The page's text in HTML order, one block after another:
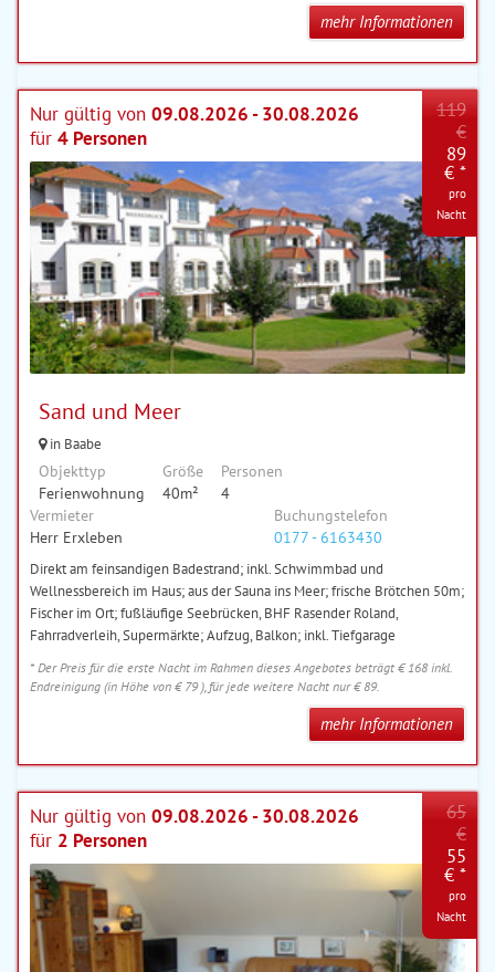
mehr Informationen
Nur gültig von 09.08.2026 - 30.08.2026
für 4 Personen
Sand und Meer
in Baabe
Objekttyp
Ferienwohnung
Größe
40m²
Personen
4
119
€
89
€ *
pro
Nacht
Vermieter
Herr Erxleben
Buchungstelefon
0177 - 6163430
Direkt am feinsandigen Badestrand; inkl. Schwimmbad und
Wellnessbereich im Haus; aus der Sauna ins Meer; frische Brötchen 50m;
Fischer im Ort; fußläufige Seebrücken, BHF Rasender Roland,
Fahrradverleih, Supermärkte; Aufzug, Balkon; inkl. Tiefgarage
* Der Preis für die erste Nacht im Rahmen dieses Angebotes beträgt € 168 inkl.
Endreinigung (in Höhe von € 79 ), für jede weitere Nacht nur € 89.
mehr Informationen
Nur gültig von 09.08.2026 - 30.08.2026
für 2 Personen
65
€
55
€ *
pro
Nacht